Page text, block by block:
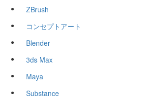
ZBrush
コンセプトアート
Blender
3ds Max
Maya
Substance